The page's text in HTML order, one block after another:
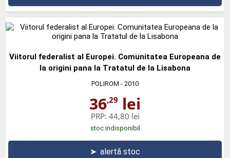
Viitorul federalist al Europei. Comunitatea Europeana de
la origini pana la Tratatul de la Lisabona
POLIROM - 2010
36,29 lei
PRP: 44,80 lei
stoc indisponibil
➤ alertă stoc